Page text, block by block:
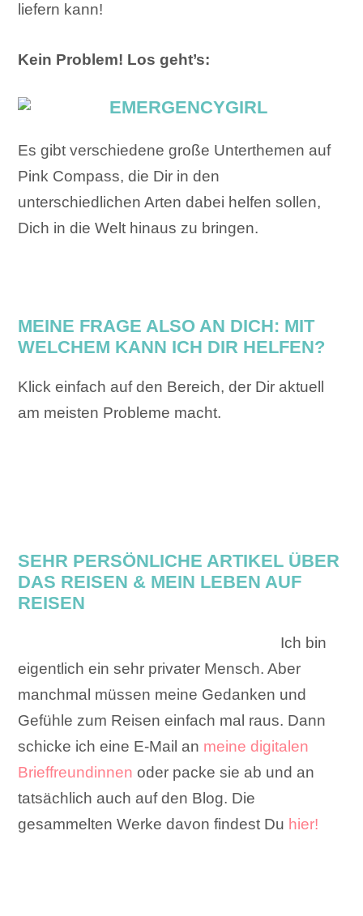
liefern kann!
Kein Problem! Los geht’s:
Es gibt verschiedene große Unterthemen auf
Pink Compass, die Dir in den
unterschiedlichen Arten dabei helfen sollen,
Dich in die Welt hinaus zu bringen.
MEINE FRAGE ALSO AN DICH: MIT
WELCHEM KANN ICH DIR HELFEN?
Klick einfach auf den Bereich, der Dir aktuell
am meisten Probleme macht.
SEHR PERSÖNLICHE ARTIKEL ÜBER
DAS REISEN & MEIN LEBEN AUF
REISEN
Ich bin
eigentlich ein sehr privater Mensch. Aber
manchmal müssen meine Gedanken und
Gefühle zum Reisen einfach mal raus. Dann
schicke ich eine E-Mail an meine digitalen
Brieffreundinnen oder packe sie ab und an
tatsächlich auch auf den Blog. Die
gesammelten Werke davon findest Du hier!